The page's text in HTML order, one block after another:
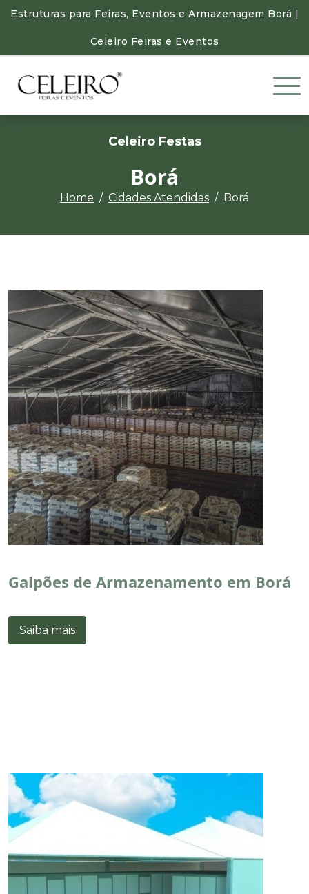
Estruturas para Feiras, Eventos e Armazenagem Borá |
Celeiro Feiras e Eventos
Celeiro Festas
Borá
Home Cidades Atendidas Borá
Galpões de Armazenamento em Borá
Saiba mais